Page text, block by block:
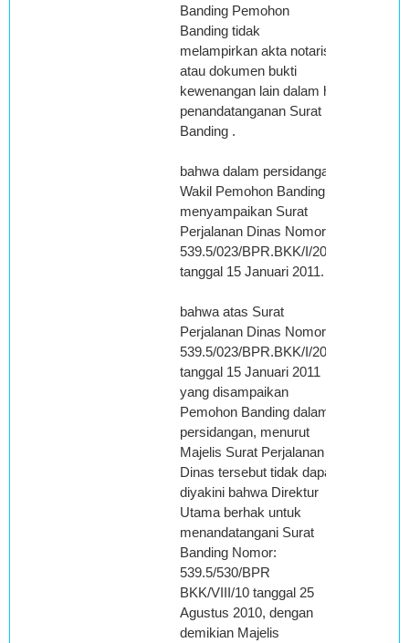
Banding Pemohon
Banding tidak
melampirkan akta notaris
atau dokumen bukti
kewenangan lain dalam hal
penandatanganan Surat
Banding .
bahwa dalam persidangan
Wakil Pemohon Banding
menyampaikan Surat
Perjalanan Dinas Nomor :
539.5/023/BPR.BKK/I/2011
tanggal 15 Januari 2011.
bahwa atas Surat
Perjalanan Dinas Nomor :
539.5/023/BPR.BKK/I/2011
tanggal 15 Januari 2011
yang disampaikan
Pemohon Banding dalam
persidangan, menurut
Majelis Surat Perjalanan
Dinas tersebut tidak dapat
diyakini bahwa Direktur
Utama berhak untuk
menandatangani Surat
Banding Nomor:
539.5/530/BPR
BKK/VIII/10 tanggal 25
Agustus 2010, dengan
demikian Majelis